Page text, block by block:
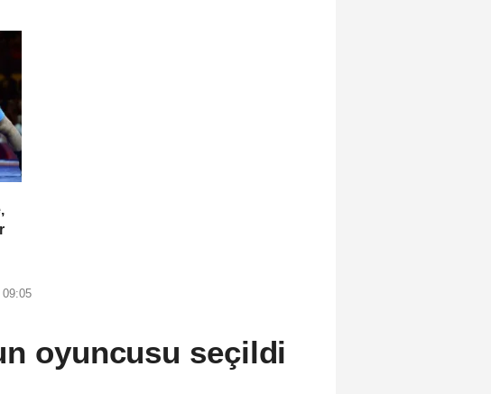
09:05
oyuncusu seçildi